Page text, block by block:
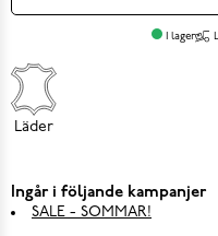
I lager
Läder
Ingår i följande kampanjer
SALE - SOMMAR!